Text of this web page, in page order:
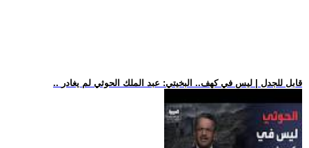
.. قابل للجدل | ليس في كهف.. البخيتي: عبد الملك الحوثي لم يغادر